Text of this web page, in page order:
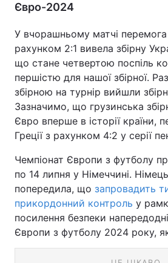
Євро-2024
У вчорашньому матчі перемога
рахунком 2:1 вивела збірну
що стане четвертою поспіль
першістю для нашої збірної.
збірною на турнір вийшли
Зазначимо, що грузинська
Євро вперше в історії країни,
Греції з рахунком 4:2 у серії
Чемпіонат Європи з футболу
по 14 липня у Німеччині.
попередила, що запровадить
прикордонний контроль у
посилення безпеки
Європи з футболу 2024 року,